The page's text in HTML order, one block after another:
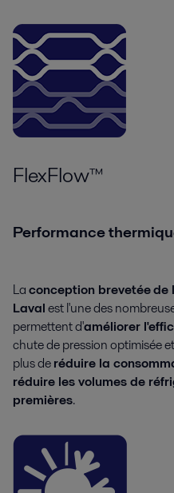
FlexFlow™
Performance
Laconception brevetéede
Lavalest l'une des
permettent d'améliorer
chute de pression optimisée
plus deréduire la
réduire les volumes de
premières.